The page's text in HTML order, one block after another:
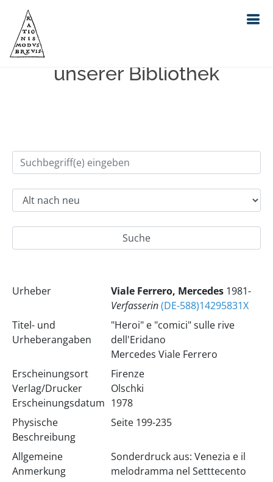
Einfache Suche im Bestand
unserer Bibliothek
Urheber Viale Ferrero, Mercedes 1981-
Verfasserin(DE-588)14295831X
Titel- und
Urheberangaben
"Heroi" e "comici" sulle rive
dell'Eridano
Mercedes Viale Ferrero
Erscheinungsort
Verlag/Drucker
Erscheinungsdatum
Firenze
Olschki
1978
Physische
Beschreibung
Seite 199-235
Allgemeine
Anmerkung
Sonderdruck aus: Venezia e il
melodramma nel Setttecento